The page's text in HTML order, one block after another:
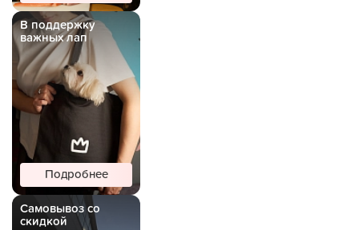
В поддержку
важных лап
Подробнее
Самовывоз со
скидкой